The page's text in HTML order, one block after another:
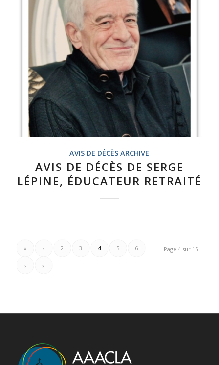
AVIS DE DÉCÈS ARCHIVE
AVIS DE DÉCÈS DE SERGE
LÉPINE, ÉDUCATEUR RETRAITÉ
Page 4 sur 15
« ‹ 2 3 4 5 6
› »